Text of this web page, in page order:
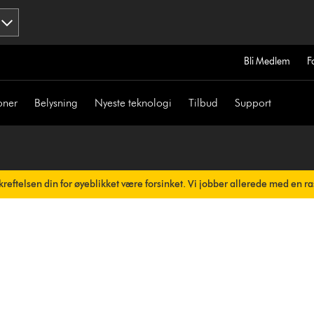
Bli Medlem
Belysning Nyeste teknologi Tilbud Support
din for øyeblikket være forsinket. Vi jobber allerede med en